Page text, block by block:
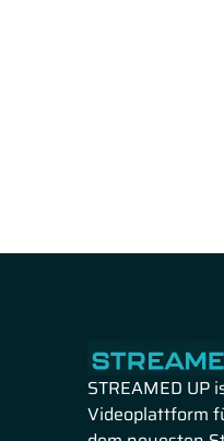
STREAMED
Videoplattform